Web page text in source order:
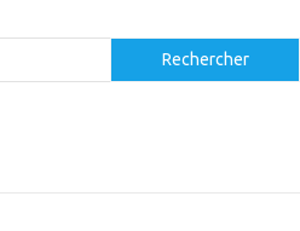
Rechercher